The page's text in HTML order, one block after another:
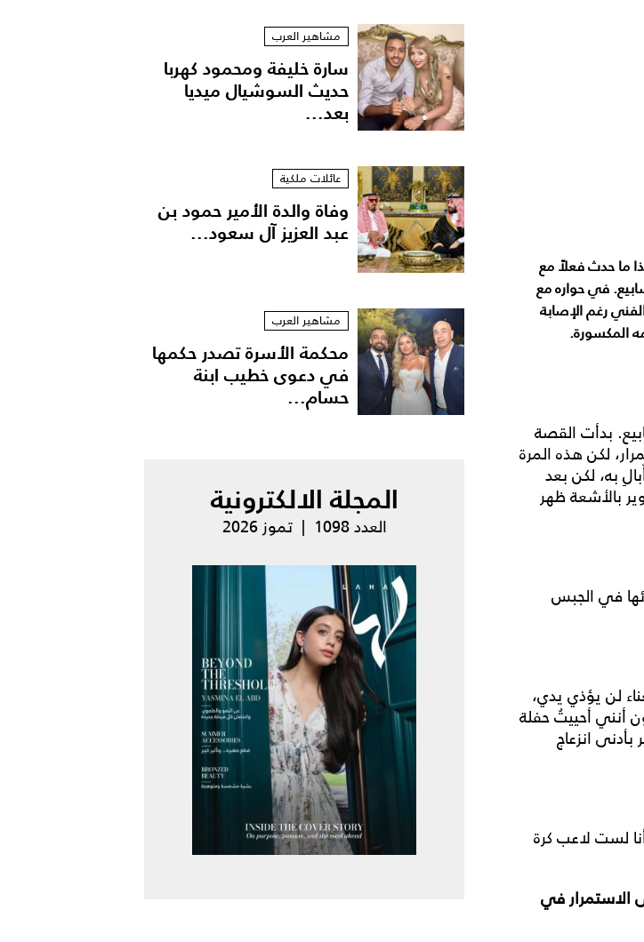
أحمد جمال
ما حدث فعلاً مع
في حواره مع
رغم الإصابة
المكسورة.
بدأت القصة
لكن هذه المرة
به، لكن بعد
بالأشعة ظهر
في الجبس
لن يؤذي يدي،
أنني أحييتُ حفلة
انزعاج
لست لاعب كرة
في
مشاهير العرب
سارة خليفة ومحمود كهربا
حديث السوشيال ميديا
بعد...
عائلات ملكية
وفاة والدة الأمير حمود بن
عبد العزيز آل سعود...
مشاهير العرب
محكمة الأسرة تصدر حكمها
في دعوى خطيب ابنة
حسام...
المجلة الالكترونية
العدد 1098 | تموز 2026